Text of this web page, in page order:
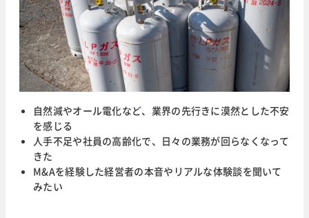
自然減やオール電化など、業界の先行きに漠然とした不安
を感じる
人手不足や社員の高齢化で、日々の業務が回らなくなって
きた
M&Aを経験した経営者の本音やリアルな体験談を聞いて
みたい